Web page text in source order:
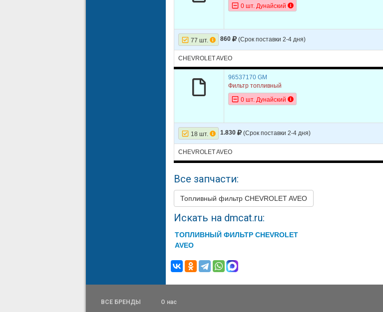
CHEVROLET
11 CHEVROLET
12 CHEVROLET
CHEVROLET
CHEVROLET
0 шт. Дунайский
77 шт. 860 (Срок поставки 2-4 дня)
CHEVROLET AVEO
96537170 GM
Фильтр топливный
0 шт. Дунайский
18 шт. 1.830 (Срок поставки 2-4 дня)
CHEVROLET AVEO
Все запчасти:
Топливный фильтр CHEVROLET AVEO
Искать на dmcat.ru:
ТОПЛИВНЫЙ ФИЛЬТР CHEVROLET
AVEO
ВСЕ БРЕНДЫ О нас